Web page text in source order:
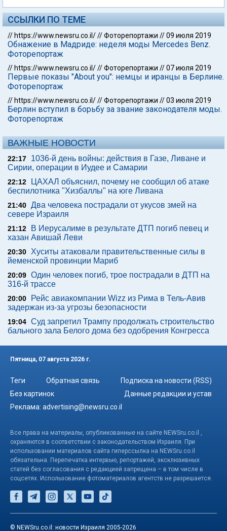
ССЫЛКИ ПО ТЕМЕ
//https://www.newsru.co.il///Фоторепортажи //09 июля 2019
Обнажение в Мадриде: неделя моды Mercedes Benz.
Фоторепортаж
//https://www.newsru.co.il///Фоторепортажи //07 июля 2019
Первые показы "About you": немцы и иранцы в Берлине.
Фоторепортаж
//https://www.newsru.co.il///Фоторепортажи //03 июля 2019
Берлин вступил в борьбу за звание законодателя моды.
Фоторепортаж
ВАЖНЫЕ НОВОСТИ
22:17
1036-й день войны: действия в Газе, Ливане и
Сирии, операции в Иудее и Самарии
22:12
ЦАХАЛ объяснил, почему не сообщил об атаке
беспилотника "Хизбаллы" на юге Ливана
21:40 Два человека пострадали от укусов змей на
севере Израиля
21:12
В Иерусалиме в результате ДТП погиб певец и
хазан Авишай Леви
20:30
Хуситы атаковали правительственные силы в
йеменской провинции Мариб
20:09 Один человек погиб, трое пострадали в ДТП на
316-й трассе
20:00
Рейс авиакомпании Wizz из Рима в Тель-Авив
задержан из-за угрозы безопасности
19:04 Суд запретил Трампу продолжать строительство
бального зала Белого дома без одобрения Конгресса
Пятница, 07 августа 2026 г.
Теги Обратная связь
Подписка на новости (RSS)
Без картинок
Данные редакции и устав
Реклама: advertising@newsru.co.il
Все права на материалы, опубликованные на сайте NEWSru.co.il ,
охраняются в соответствии с законодательством Израиля. При
использовании материалов сайта гиперссылка на NEWSru.co.il
обязательна. Перепечатка интервью, репортажей, эксклюзивных
статей без согласования с редакцией запрещена – в том числе в
соцсетях. Использование фотоматериалов агентств не разрешается.
© NEWSru.co.il: новости Израиля 2005-2026